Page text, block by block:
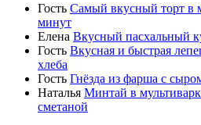
Гость Самый вкусный торт в
минут
Елена Вкусный пасхальный
Гость Вкусная и быстрая
хлеба
Гость Гнёзда из фарша с
Наталья Минтай в
сметаной